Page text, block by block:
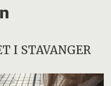
I STAVANGER